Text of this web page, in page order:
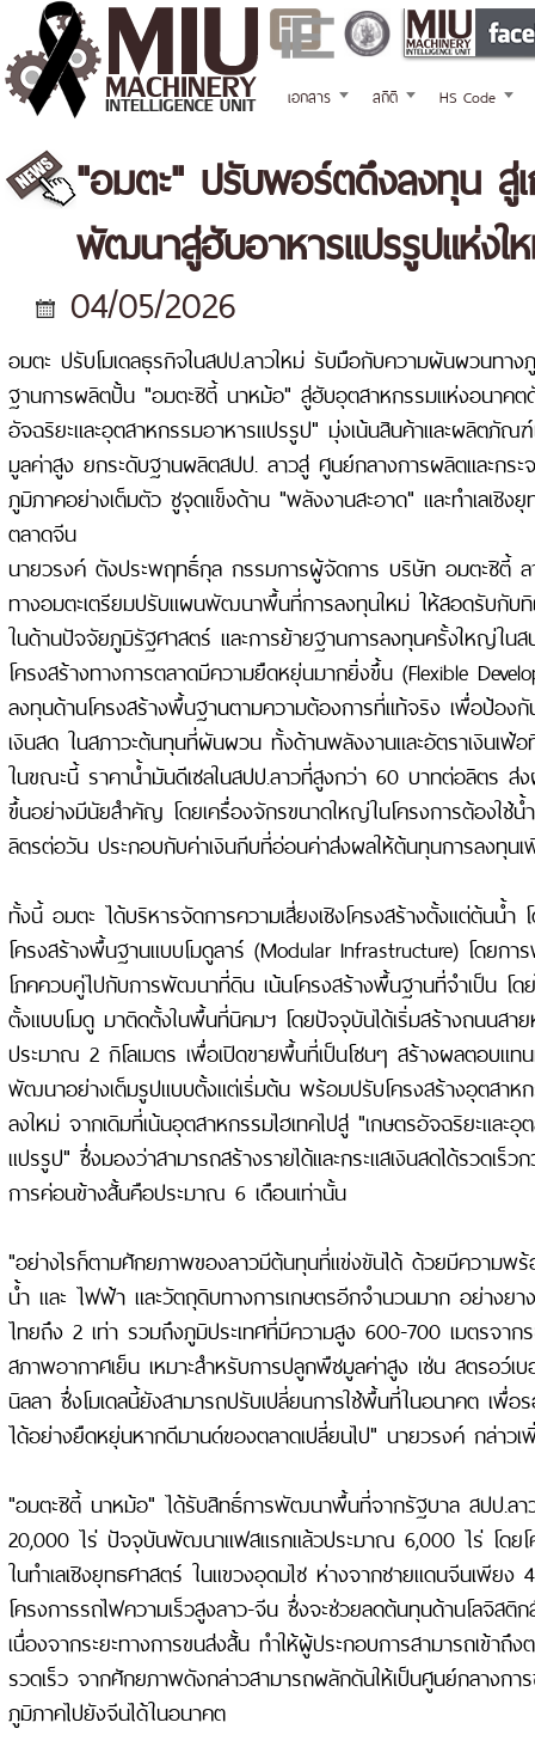
เอกสาร สถิติ HS Code
"อมตะ" ปรับพอร์ตดึงลงทุน สู่
พัฒนาสู่ฮับอาหารแปรรูปแห่งใ
04/05/2026
อมตะ ปรับโมเดลธุรกิจในสปป.ลาวใหม่ รับมือกับความผันผวนทาง
ฐานการผลิตปั้น "อมตะซิตี้ นาหม้อ" สู่ฮับอุตสาหกรรมแห่งอนาค
อัจฉริยะและอุตสาหกรรมอาหารแปรรูป" มุ่งเน้นสินค้าและผลิตภัณ
มูลค่าสูง ยกระดับฐานผลิตสปป. ลาวสู่ ศูนย์กลางการผลิตและกร
ภูมิภาคอย่างเต็มตัว ชูจุดแข็งด้าน "พลังงานสะอาด" และทำเลเชิง
ตลาดจีน
นายวรงค์ ตังประพฤทธิ์กุล กรรมการผู้จัดการ บริษัท อมตะซิตี้ ล
ทางอมตะเตรียมปรับแผนพัฒนาพื้นที่การลงทุนใหม่ ให้สอดรับกับ
ในด้านปัจจัยภูมิรัฐศาสตร์ และการย้ายฐานการลงทุนครั้งใหญ่ในส
โครงสร้างทางการตลาดมีความยืดหยุ่นมากยิ่งขึ้น (Flexible
ลงทุนด้านโครงสร้างพื้นฐานตามความต้องการที่แท้จริง เพื่อป้องกั
เงินสด ในสภาวะต้นทุนที่ผันผวน ทั้งด้านพลังงานและอัตราเงินเฟ้
ในขณะนี้ ราคาน้ำมันดีเซลในสปป.ลาวที่สูงกว่า 60 บาทต่อลิตร ส่
ขึ้นอย่างมีนัยสำคัญ โดยเครื่องจักรขนาดใหญ่ในโครงการต้องใช้น้
ลิตรต่อวัน ประกอบกับค่าเงินกีบที่อ่อนค่าส่งผลให้ต้นทุนการลงทุน
ทั้งนี้ อมตะ ได้บริหารจัดการความเสี่ยงเชิงโครงสร้างตั้งแต่ต้นน้
โครงสร้างพื้นฐานแบบโมดูลาร์ (Modular Infrastructure) โดย
โภคควบคู่ไปกับการพัฒนาที่ดิน เน้นโครงสร้างพื้นฐานที่จำเป็น โด
ตั้งแบบโมดู มาติดตั้งในพื้นที่นิคมฯ โดยปัจจุบันได้เริ่มสร้างถนนสาย
ประมาณ 2 กิโลเมตร เพื่อเปิดขายพื้นที่เป็นโซนๆ สร้างผลตอบแท
พัฒนาอย่างเต็มรูปแบบตั้งแต่เริ่มต้น พร้อมปรับโครงสร้างอุตสาหก
ลงใหม่ จากเดิมที่เน้นอุตสาหกรรมไฮเทคไปสู่ "เกษตรอัจฉริยะและ
แปรรูป" ซึ่งมองว่าสามารถสร้างรายได้และกระแสเงินสดได้รวดเร็วก
การค่อนข้างสั้นคือประมาณ 6 เดือนเท่านั้น
"อย่างไรก็ตามศักยภาพของลาวมีต้นทุนที่แข่งขันได้ ด้วยมีความพ
น้ำ และ ไฟฟ้า และวัตถุดิบทางการเกษตรอีกจำนวนมาก อย่างยา
ไทยถึง 2 เท่า รวมถึงภูมิประเทศที่มีความสูง 600-700 เมตรจากร
สภาพอากาศเย็น เหมาะสำหรับการปลูกพืชมูลค่าสูง เช่น สตรอว์เ
นิลลา ซึ่งโมเดลนี้ยังสามารถปรับเปลี่ยนการใช้พื้นที่ในอนาคต เพื่อ
ได้อย่างยืดหยุ่นหากดีมานด์ของตลาดเปลี่ยนไป" นายวรงค์ กล่าวเ
"อมตะซิตี้ นาหม้อ" ได้รับสิทธิ์การพัฒนาพื้นที่จากรัฐบาล สปป.ล
20,000 ไร่ ปัจจุบันพัฒนาแฟสแรกแล้วประมาณ 6,000 ไร่ โดยโ
ในทำเลเชิงยุทธศาสตร์ ในแขวงอุดมไซ ห่างจากชายแดนจีนเพียง
โครงการรถไฟความเร็วสูงลาว-จีน ซึ่งจะช่วยลดต้นทุนด้านโลจิสติ
เนื่องจากระยะทางการขนส่งสั้น ทำให้ผู้ประกอบการสามารถเข้าถึง
รวดเร็ว จากศักยภาพดังกล่าวสามารถผลักดันให้เป็นศูนย์กลางกา
ภูมิภาคไปยังจีนได้ในอนาคต